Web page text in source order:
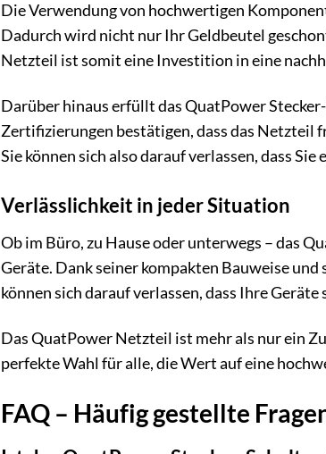
Die Verwendung von hochwertigen
Dadurch wird nicht nur Ihr Geldbeutel
Netzteil ist somit eine Investition in eine
Darüber hinaus erfüllt das QuatPower
Zertifizierungen bestätigen, dass das Netzteil
Sie können sich also darauf verlassen, dass
Verlässlichkeit in jeder Situation
Ob im Büro, zu Hause oder unterwegs – das
Geräte. Dank seiner kompakten Bauweise
können sich darauf verlassen, dass Ihre
Das QuatPower Netzteil ist mehr als nur ein
perfekte Wahl für alle, die Wert auf eine
FAQ – Häufig gestellte